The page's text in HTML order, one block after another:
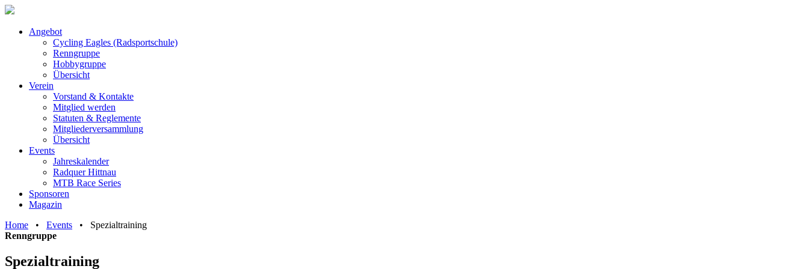
Angebot
Cycling Eagles (Radsportschule)
Renngruppe
Hobbygruppe
Übersicht
Verein
Vorstand & Kontakte
Mitglied werden
Statuten & Reglemente
Mitgliederversammlung
Übersicht
Events
Jahreskalender
Radquer Hittnau
MTB Race Series
Sponsoren
Magazin
Home • Events • Spezialtraining
Renngruppe
Spezialtraining